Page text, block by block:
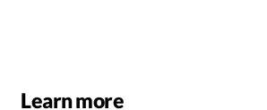
Learn more